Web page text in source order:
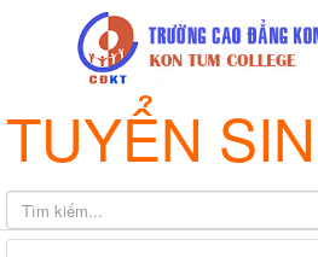
TUYỂN